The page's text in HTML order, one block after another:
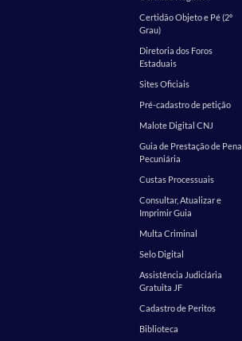
Certidão Objeto e Pé (2º
Grau)
Diretoria dos Foros
Estaduais
Sites Oficiais
Pré-cadastro de petição
Malote Digital CNJ
Guia de Prestação de Pena
Pecuniária
Custas Processuais
Consultar, Atualizar e
Imprimir Guia
Multa Criminal
Selo Digital
Assistência Judiciária
Gratuita JF
Cadastro de Peritos
Biblioteca